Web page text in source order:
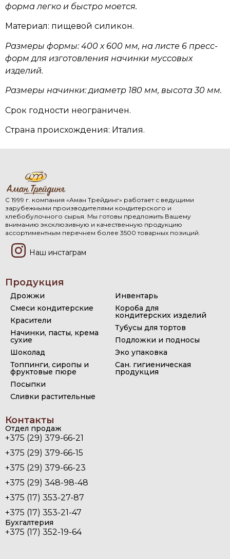
форма легко и быстро моется.
Материал: пищевой силикон.
Размеры формы: 400 х 600 мм, на листе 6 пресс-
форм для изготовления начинки муссовых
изделий.
Размеры начинки: диаметр 180 мм, высота 30 мм.
Срок годности неограничен.
Страна происхождения: Италия.
С 1999 г. компания «Аман Трейдинг» работает с ведущими
зарубежными производителями кондитерского и
хлебобулочного сырья. Мы готовы предложить Вашему
вниманию эксклюзивную и качественную продукцию
ассортиментным перечнем более 3500 товарных позиций.
Наш инстаграм
Продукция
Дрожжи
Смеси кондитерские
Красители
Начинки, пасты, крема
сухие
Шоколад
Топпинги, сиропы и
фруктовые пюре
Посыпки
Сливки растительные
Инвентарь
Короба для
кондитерских изделий
Тубусы для тортов
Подложки и подносы
Эко упаковка
Сан. гигиеническая
продукция
Контакты
Отдел продаж
+375 (29) 379-66-21
+375 (29) 379-66-15
+375 (29) 379-66-23
+375 (29) 348-98-48
+375 (17) 353-27-87
+375 (17) 353-21-47
Бухгалтерия
+375 (17) 352-19-64